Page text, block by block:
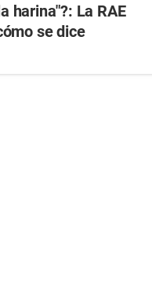
harina"?: La RAE
se dice